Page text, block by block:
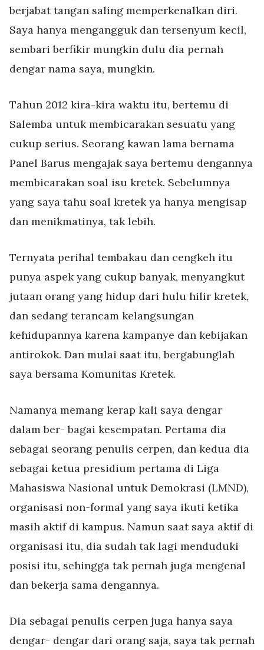
berjabat tangan saling memperkenalkan diri.
Saya hanya mengangguk dan tersenyum kecil,
sembariberfikir mungkin dulu dia pernah
dengar nama saya, mungkin.
Tahun 2012 kira-kira waktu itu, bertemu di
Salemba untuk membicarakan sesuatu yang
cukup serius. Seorang kawan lama bernama
Panel Barus mengajak saya bertemu dengannya
membicarakan soal isu kretek. Sebelumnya
yang saya tahu soal kretek ya hanya mengisap
dan menikmatinya, tak lebih.
Ternyata perihal tembakau dan cengkeh itu
punya aspek yang cukup banyak, menyangkut
jutaan orang yang hidup dari hulu hilir kretek,
dan sedang terancam kelangsungan
kehidupannya karena kampanye dan kebijakan
antirokok. Dan mulai saat itu, bergabunglah
saya bersama Komunitas Kretek.
Namanya memang kerap kali saya dengar
dalam ber- bagai kesempatan. Pertama dia
sebagai seorang penulis cerpen, dan kedua dia
sebagai ketua presidium pertama di Liga
Mahasiswa Nasional untuk Demokrasi (LMND),
organisasi non-formal yang saya ikuti ketika
masih aktif di kampus. Namun saat saya aktif di
organisasi itu, dia sudah tak lagi menduduki
posisi itu, sehingga tak pernah juga mengenal
dan bekerja sama dengannya.
Dia sebagai penulis cerpen juga hanya saya
dengar- dengar dari orang saja, saya tak pernah